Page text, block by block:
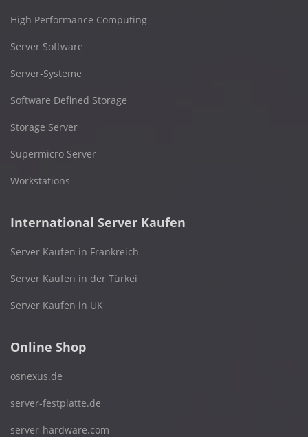
High Performance Computing
Server Software
Server-Systeme
Software Defined Storage
Storage Server
Supermicro Server
Workstations
International Server Kaufen
Server Kaufen in Frankreich
Server Kaufen in der Türkei
Server Kaufen in UK
Online Shop
osnexus.de
server-festplatte.de
server-hardware.com